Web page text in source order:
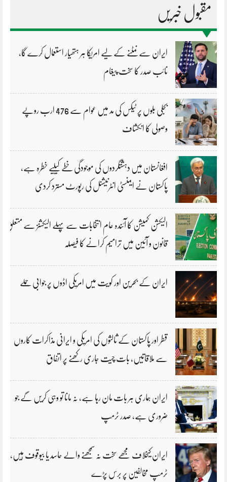
مقبول خبریں
ایران سے نمٹنے کے لیے امریکا ہر ہتھیار استعمال کرے گا،
نائب صدر کا سخت پیغام
بجلی بلوں پر ٹیکس کی مد میں عوام سے 476 ارب روپے
وصولی کا انکشاف
افغانستان میں دہشتگردوں کی موجودگی خطے کیلیے خطرہ ہے،
پاکستان نے ایمنسٹی انٹرنیشنل کی رپورٹ مسترد کردی
الیکشن کمیشن کا آئندہ عام انتخابات سے پہلے الیکشنز سے متعلق
قانون و آئین میں ترامیم کرانے کا فیصلہ
ایران کے بحرین اور کویت میں امریکی اڈوں پر جوابی حملے
قطر اور پاکستان کے ثالثوں کی امریکی و ایرانی مذاکرات کاروں
سے ملاقاتیں، بات چیت جاری رکھنے پر اتفاق
ایران ہماری ہر بات مان رہا ہے، نہ مانا تو وہی کریں گے جو
ضروری ہے، صدر ٹرمپ
ایران کیخلاف مجھے سخت نہ سمجھنے والے حاسد یا بیوقوف ہیں،
ٹرمپ مخالفین پر برس پڑے